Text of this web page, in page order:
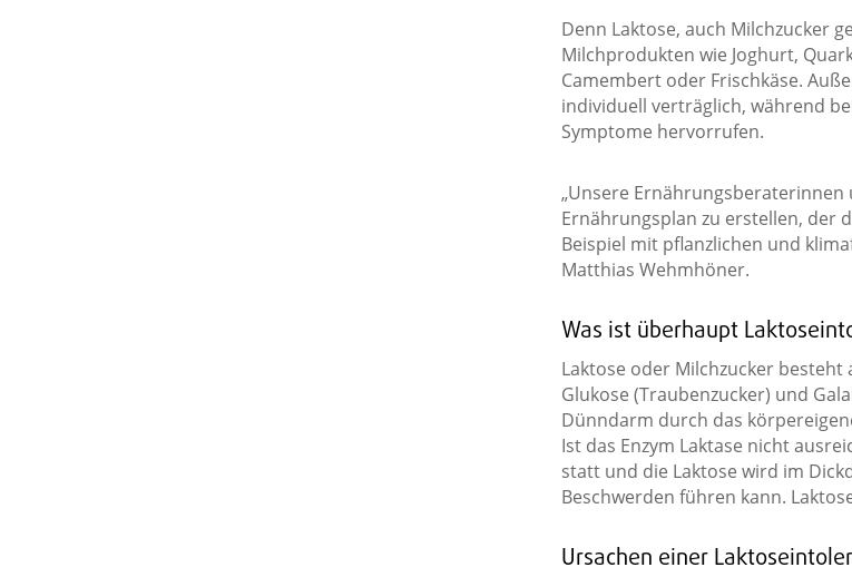
Denn Laktose, auch Milchzucker
Milchprodukten wie Joghurt,
Camembert oder Frischkäse.
individuell verträglich, während
Symptome hervorrufen.
„Unsere
Ernährungsplan zu erstellen, der
Beispiel mit pflanzlichen und
Matthias Wehmhöner.
Was ist überhaupt
Laktose oder Milchzucker
Glukose (Traubenzucker) und
Dünndarm durch das
Ist das Enzym Laktase nicht
statt und die Laktose wird im
Beschwerden führen kann.
Ursachen einer